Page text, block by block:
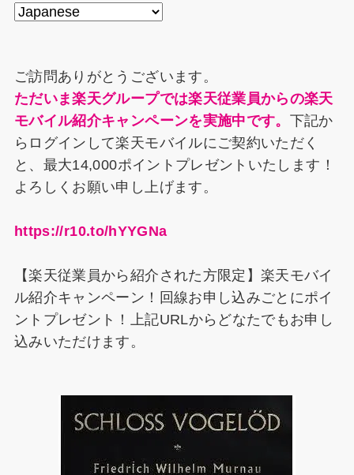
ご訪問ありがとうございます。
ただいま楽天グループでは楽天従業員からの楽天
モバイル紹介キャンペーンを実施中です。 下記か
らログインして楽天モバイルにご契約いただく
と、最大14,000ポイントプレゼントいたします！
よろしくお願い申し上げます。
https://r10.to/hYYGNa
【楽天従業員から紹介された方限定】楽天モバイ
ル紹介キャンペーン！回線お申し込みごとにポイ
ントプレゼント！上記URLからどなたでもお申し
込みいただけます。